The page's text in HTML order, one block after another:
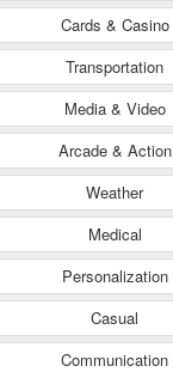
Cards & Casino
Transportation
Media & Video
Arcade & Action
Weather
Medical
Personalization
Casual
Communication